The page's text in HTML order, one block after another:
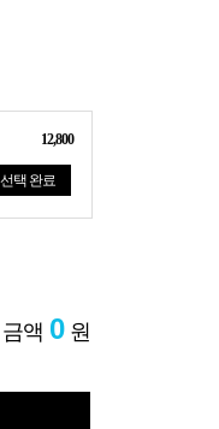
12,800
선택 완료
액 0 원